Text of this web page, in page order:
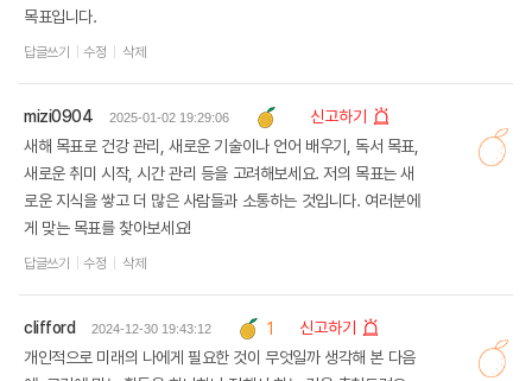
목표입니다.
답글쓰기 수정 삭제
mizi0904 2025-01-02 19:29:06
신고하기
새해 목표로 건강 관리, 새로운 기술이나 언어 배우기, 독서 목표,
새로운 취미 시작, 시간 관리 등을 고려해보세요. 저의 목표는 새
로운 지식을 쌓고 더 많은 사람들과 소통하는 것입니다. 여러분에
게 맞는 목표를 찾아보세요!
답글쓰기 수정 삭제
clifford 2024-12-30 19:43:12 1
신고하기
개인적으로 미래의 나에게 필요한 것이 무엇일까 생각해 본 다음